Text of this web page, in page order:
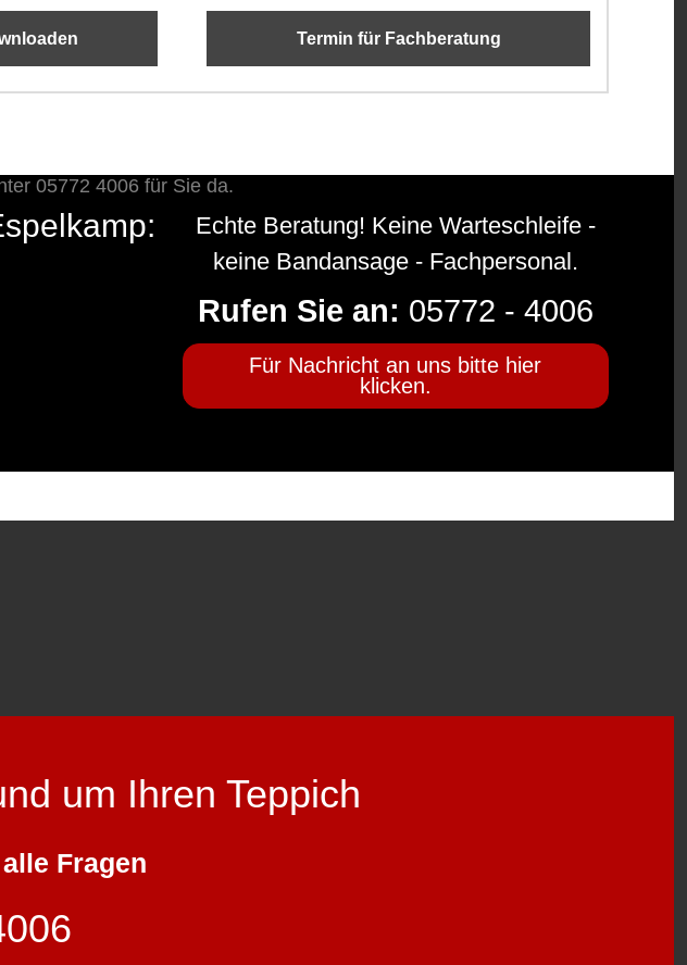
Termin für Fachberatung
Echte Beratung! Keine Warteschleife -
keine Bandansage - Fachpersonal.
Rufen Sie an: 05772 - 4006
Für Nachricht an uns bitte hier
klicken.
um Ihren Teppich
Fragen